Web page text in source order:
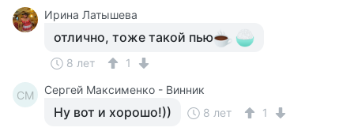
Ирина Латышева
отлично, тоже такой пью
8 лет 1
СМ Сергей Максименко - Винник
Ну вот и хорошо!)) 8 лет 1